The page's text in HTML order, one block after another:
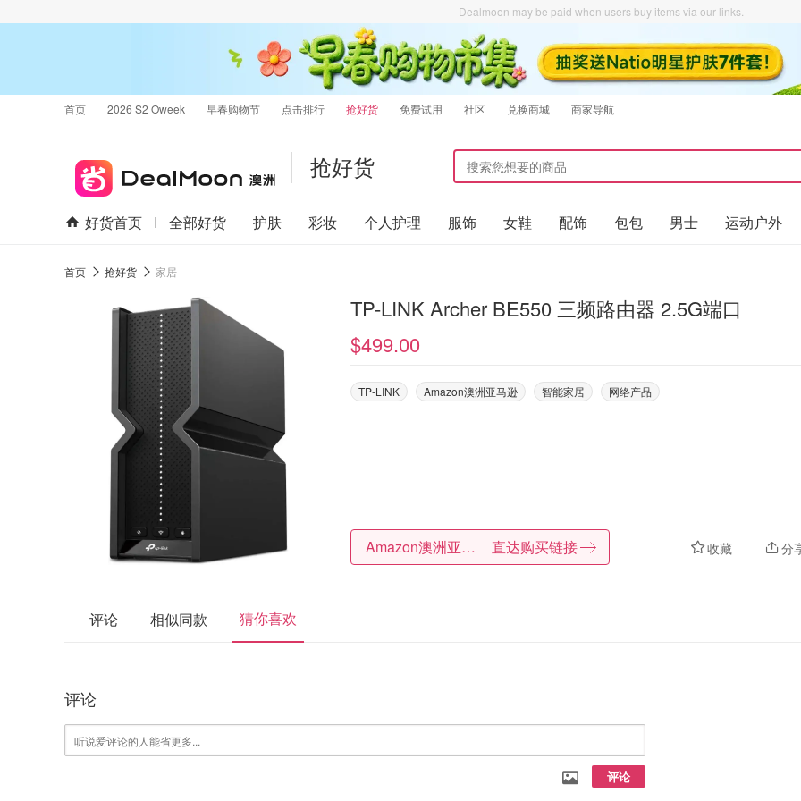
Dealmoon may be paid when users buy items via our links.
首页 2026 S2 Oweek 早春购物节 点击排行 抢好货 免费试用 社区 兑换商城 商家导航
抢好货
好货首页 全部好货 护肤 彩妆 个人护理 服饰 女鞋 配饰 包包 男士 运动户外
首页 抢好货 家居
TP-LINK Archer BE550 三频路由器 2.5G端口
$499.00
TP-LINK Amazon澳洲亚马逊 智能家居 网络产品
收藏 分
Amazon澳洲亚马逊 直达购买链接
评论 相似同款 猜你喜欢
评论
评论